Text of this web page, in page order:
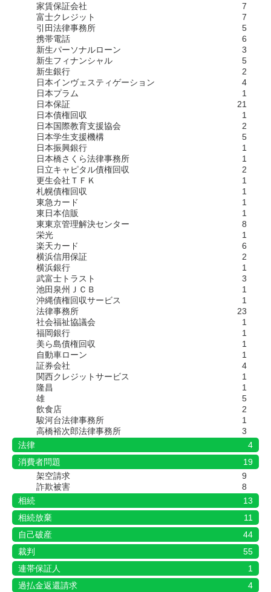
家賃保証会社
7
富士クレジット
7
引田法律事務所
5
携帯電話
6
新生パーソナルローン
3
新生フィナンシャル
5
新生銀行
2
日本インヴェスティゲーション
4
日本プラム
1
日本保証
21
日本債権回収
1
日本国際教育支援協会
2
日本学生支援機構
5
日本振興銀行
1
日本橋さくら法律事務所
1
日立キャピタル債権回収
2
更生会社ＴＦＫ
1
札幌債権回収
1
東急カード
1
東日本信販
1
東東京管理解決センター
8
栄光
1
楽天カード
6
横浜信用保証
2
横浜銀行
1
武富士トラスト
3
池田泉州ＪＣＢ
1
沖縄債権回収サービス
1
法律事務所
23
社会福祉協議会
1
福岡銀行
1
美ら島債権回収
1
自動車ローン
1
証券会社
4
関西クレジットサービス
1
隆昌
1
雄
5
飲食店
2
駿河台法律事務所
1
高橋裕次郎法律事務所
3
法律
4
消費者問題
19
架空請求
9
詐欺被害
8
相続
13
相続放棄
11
自己破産
44
裁判
55
連帯保証人
1
過払金返還請求
4